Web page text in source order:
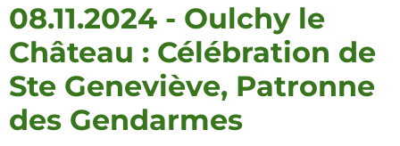
08.11.2024 - Oulchy le
Château : Célébration de
Ste Geneviève, Patronne
des Gendarmes